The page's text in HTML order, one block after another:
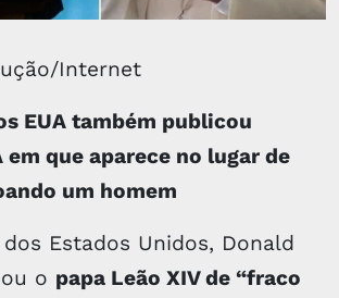
Internet
EUA também publicou
em que aparece no lugar de
um homem
Estados Unidos, Donald
o papa Leão XIV de “fraco